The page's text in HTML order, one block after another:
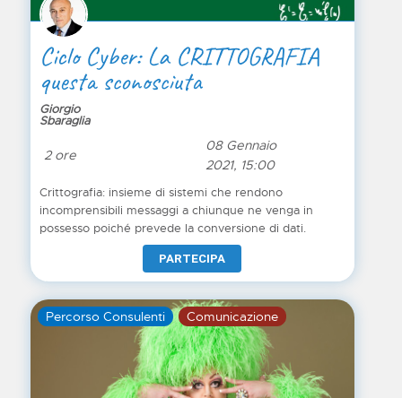
Ciclo Cyber: La CRITTOGRAFIA
questa sconosciuta
Giorgio
Sbaraglia
2 ore
08 Gennaio
2021, 15:00
Crittografia: insieme di sistemi che rendono
incomprensibili messaggi a chiunque ne venga in
possesso poiché prevede la conversione di dati.
PARTECIPA
Percorso Consulenti Comunicazione